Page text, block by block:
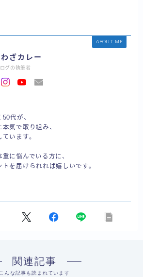
ABOUT ME
ざカレー
グの執筆者
代が、
気で取り組み、
います。
に悩んでいる方に、
を届けられれば嬉しいです。
関連記事
こんな記事も読まれています